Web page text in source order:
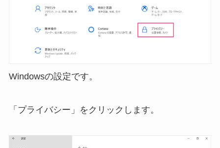
Windowsの設定です。
「プライバシー」をクリックします。